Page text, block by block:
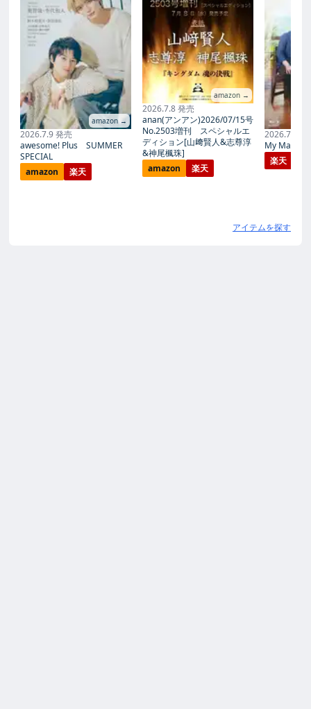
amazon →
2026.7.9 発売
awesome! Plus SUMMER
SPECIAL
amazon
楽天
amazon →
2026.7.8 発売
anan(アンアン)2026/07/15号
No.2503増刊 スペシャルエ
ディション[山﨑賢人&志尊淳
&神尾楓珠]
amazon
楽天
2026.7.27
My Magic
楽天
アイテムを探す